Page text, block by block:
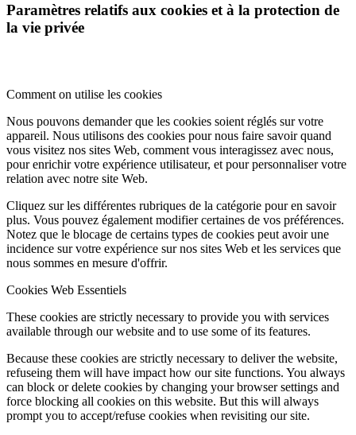
Paramètres relatifs aux cookies et à la protection de
la vie privée
Comment on utilise les cookies
Nous pouvons demander que les cookies soient réglés sur votre
appareil. Nous utilisons des cookies pour nous faire savoir quand
vous visitez nos sites Web, comment vous interagissez avec nous,
pour enrichir votre expérience utilisateur, et pour personnaliser votre
relation avec notre site Web.
Cliquez sur les différentes rubriques de la catégorie pour en savoir
plus. Vous pouvez également modifier certaines de vos préférences.
Notez que le blocage de certains types de cookies peut avoir une
incidence sur votre expérience sur nos sites Web et les services que
nous sommes en mesure d'offrir.
Cookies Web Essentiels
These cookies are strictly necessary to provide you with services
available through our website and to use some of its features.
Because these cookies are strictly necessary to deliver the website,
refuseing them will have impact how our site functions. You always
can block or delete cookies by changing your browser settings and
force blocking all cookies on this website. But this will always
prompt you to accept/refuse cookies when revisiting our site.